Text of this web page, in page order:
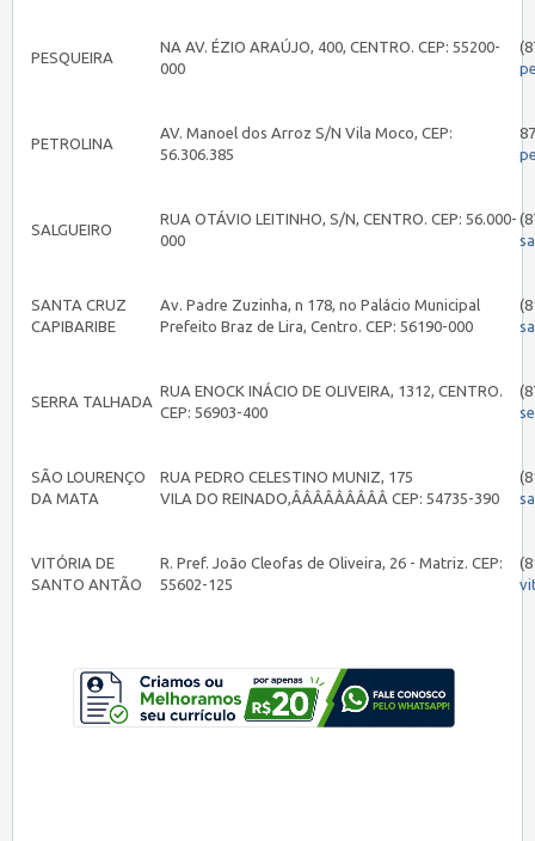
PESQUEIRA
NA AV. ÉZIO ARAÚJO, 400, CENTRO. CEP: 55200-
000
PETROLINA
AV. Manoel dos Arroz S/N Vila Moco, CEP:
56.306.385
SALGUEIRO
RUA OTÁVIO LEITINHO, S/N, CENTRO. CEP: 56.000-
000
SANTA CRUZ
CAPIBARIBE
Av. Padre Zuzinha, n 178, no Palácio Municipal
Prefeito Braz de Lira, Centro. CEP: 56190-000
SERRA TALHADA
RUA ENOCK INÁCIO DE OLIVEIRA, 1312, CENTRO.
CEP: 56903-400
SÃO LOURENÇO
DA MATA
RUA PEDRO CELESTINO MUNIZ, 175
VILA DO REINADO,ÂÂÂÂÂÂÂÂÂ CEP: 54735-390
VITÓRIA DE
SANTO ANTÃO
R. Pref. João Cleofas de Oliveira, 26 - Matriz. CEP:
55602-125